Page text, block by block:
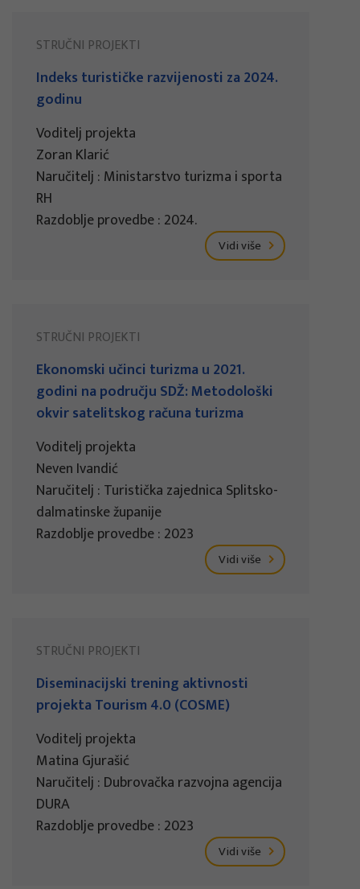
STRUČNI PROJEKTI
Indeks turističke razvijenosti za 2024.
godinu
Voditelj projekta
Zoran Klarić
Naručitelj : Ministarstvo turizma i sporta
RH
Razdoblje provedbe : 2024.
Vidi više
STRUČNI PROJEKTI
Ekonomski učinci turizma u 2021.
godini na području SDŽ: Metodološki
okvir satelitskog računa turizma
Voditelj projekta
Neven Ivandić
Naručitelj : Turistička zajednica Splitsko-
dalmatinske županije
Razdoblje provedbe : 2023
Vidi više
STRUČNI PROJEKTI
Diseminacijski trening aktivnosti
projekta Tourism 4.0 (COSME)
Voditelj projekta
Matina Gjurašić
Naručitelj : Dubrovačka razvojna agencija
DURA
Razdoblje provedbe : 2023
Vidi više